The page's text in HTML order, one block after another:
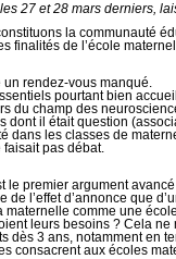
27 et 28 mars derniers,
la communauté
finalités de l’école
un rendez-vous manqué.
pourtant bien
du champ des
il était question
les classes de
pas débat.
le premier argument
l’effet d’annonce que
maternelle comme une
leurs besoins ? Cela
dès 3 ans, notamment en
consacrent aux écoles